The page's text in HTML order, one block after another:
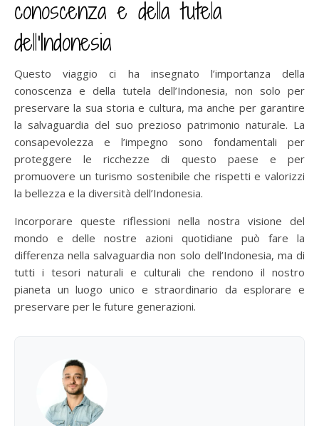
conoscenza e della tutela
dell’Indonesia
Questo viaggio ci ha insegnato l’importanza della
conoscenza e della tutela dell’Indonesia, non solo per
preservare la sua storia e cultura, ma anche per garantire
la salvaguardia del suo prezioso patrimonio naturale. La
consapevolezza e l’impegno sono fondamentali per
proteggere le ricchezze di questo paese e per
promuovere un turismo sostenibile che rispetti e valorizzi
la bellezza e la diversità dell’Indonesia.
Incorporare queste riflessioni nella nostra visione del
mondo e delle nostre azioni quotidiane può fare la
differenza nella salvaguardia non solo dell’Indonesia, ma di
tutti i tesori naturali e culturali che rendono il nostro
pianeta un luogo unico e straordinario da esplorare e
preservare per le future generazioni.